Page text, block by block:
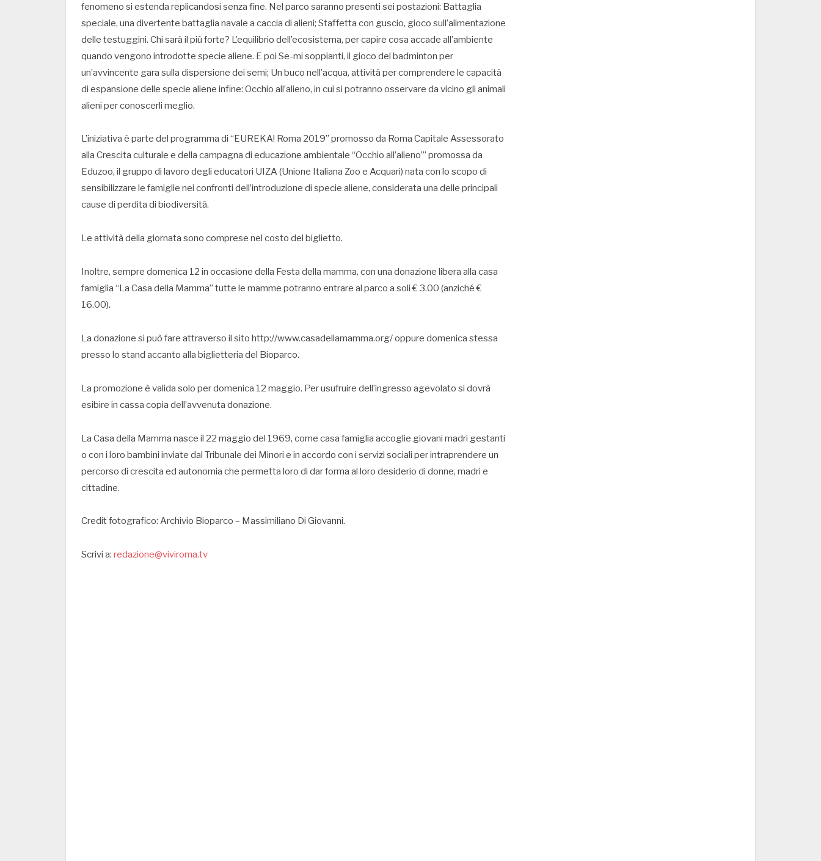
fenomeno si estenda replicandosi senza fine. Nel parco saranno presenti sei postazioni: Battaglia
speciale, una divertente battaglia navale a caccia di alieni; Staffetta con guscio, gioco sull’alimentazione
delle testuggini. Chi sarà il più forte? L’equilibrio dell’ecosistema, per capire cosa accade all’ambiente
quando vengono introdotte specie aliene. E poi Se-mi soppianti, il gioco del badminton per
un’avvincente gara sulla dispersione dei semi; Un buco nell’acqua, attività per comprendere le capacità
di espansione delle specie aliene infine: Occhio all’alieno, in cui si potranno osservare da vicino gli animali
alieni per conoscerli meglio.
L’iniziativa è parte del programma di “EUREKA! Roma 2019” promosso da Roma Capitale Assessorato
alla Crescita culturale e della campagna di educazione ambientale “Occhio all’alieno”’ promossa da
Eduzoo, il gruppo di lavoro degli educatori UIZA (Unione Italiana Zoo e Acquari) nata con lo scopo di
sensibilizzare le famiglie nei confronti dell’introduzione di specie aliene, considerata una delle principali
cause di perdita di biodiversità.
Le attività della giornata sono comprese nel costo del biglietto.
Inoltre, sempre domenica 12 in occasione della Festa della mamma, con una donazione libera alla casa
famiglia “La Casa della Mamma” tutte le mamme potranno entrare al parco a soli € 3.00 (anziché €
16.00).
La donazione si può fare attraverso il sito http://www.casadellamamma.org/ oppure domenica stessa
presso lo stand accanto alla biglietteria del Bioparco.
La promozione è valida solo per domenica 12 maggio. Per usufruire dell’ingresso agevolato si dovrà
esibire in cassa copia dell’avvenuta donazione.
La Casa della Mamma nasce il 22 maggio del 1969, come casa famiglia accoglie giovani madri gestanti
o con i loro bambini inviate dal Tribunale dei Minori e in accordo con i servizi sociali per intraprendere un
percorso di crescita ed autonomia che permetta loro di dar forma al loro desiderio di donne, madri e
cittadine.
Credit fotografico: Archivio Bioparco – Massimiliano Di Giovanni.
Scrivi a: redazione@viviroma.tv